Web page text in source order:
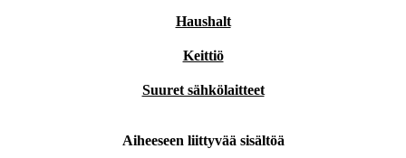
Haushalt
Keittiö
Suuret sähkölaitteet
Aiheeseen liittyvää sisältöä